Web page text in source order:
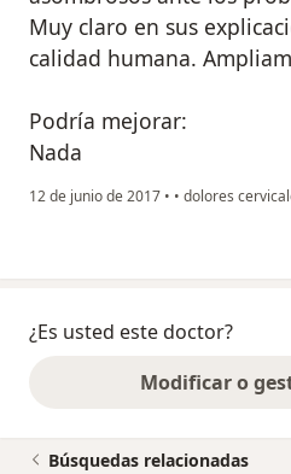
Muy claro en sus
calidad humana.
Podría mejorar:
Nada
12 de junio de 2017 • • dolores
¿Es usted este doctor?
Modificar o
Búsquedas relacionadas